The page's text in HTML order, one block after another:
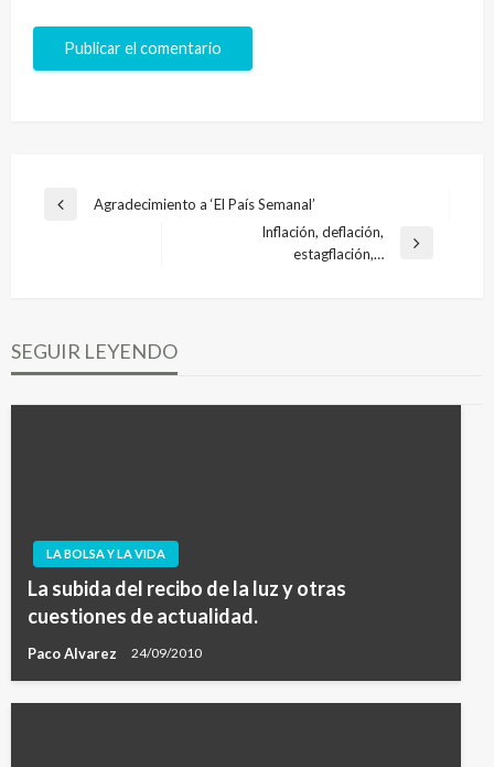
Navegación
Entrada
Agradecimiento a ‘El País Semanal’
Inflación, deflación,
estagflación,…
SEGUIR LEYENDO
LA BOLSA Y LA VIDA
La subida del recibo de la luz y otras
cuestiones de actualidad.
Paco Alvarez 24/09/2010